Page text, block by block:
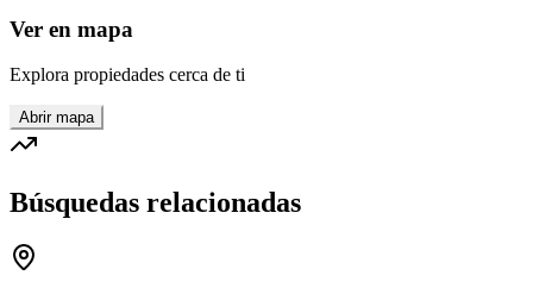
Ver en mapa
Explora propiedades cerca de ti
Abrir mapa
Búsquedas relacionadas